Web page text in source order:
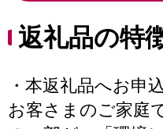
返礼品の特
・本返礼品へお申
お客さまのご家庭